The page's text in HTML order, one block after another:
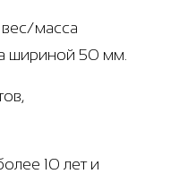
масса
шириной 50 мм.
10 лет и